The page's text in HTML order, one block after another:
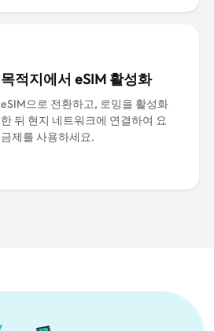
목적지에서 eSIM 활성화
eSIM으로 전환하고, 로밍을 활성화
한 뒤 현지 네트워크에 연결하여 요
금제를 사용하세요.